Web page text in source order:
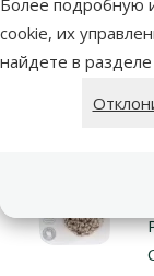
cookie, их
найдете в разделе
В наличии